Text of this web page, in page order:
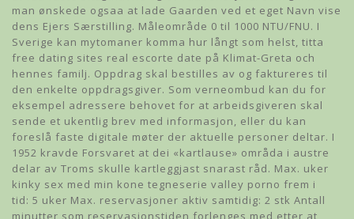
man ønskede ogsaa at lade Gaarden ved et eget Navn vise
dens Ejers Særstilling. Måleområde 0 til 1000 NTU/FNU. I
Sverige kan mytomaner komma hur långt som helst, titta
free dating sites real escorte date på Klimat-Greta och
hennes familj. Oppdrag skal bestilles av og faktureres til
den enkelte oppdragsgiver. Som verneombud kan du for
eksempel adressere behovet for at arbeidsgiveren skal
sende et ukentlig brev med informasjon, eller du kan
foreslå faste digitale møter der aktuelle personer deltar. I
1952 kravde Forsvaret at dei «kartlause» områda i austre
delar av Troms skulle kartleggjast snarast råd. Max. uker
kinky sex med min kone tegneserie valley porno frem i
tid: 5 uker Max. reservasjoner aktiv samtidig: 2 stk Antall